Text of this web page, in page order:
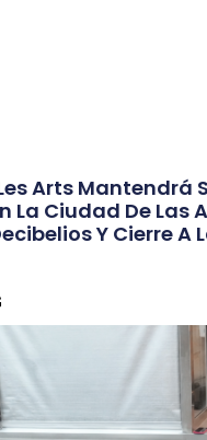
Arts Mantendrá
La Ciudad De Las
Y Cierre A